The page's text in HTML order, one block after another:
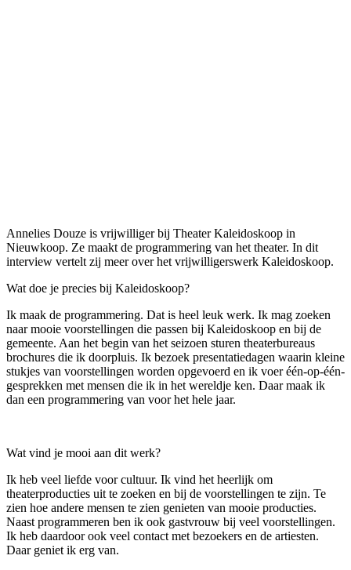
Annelies Douze is vrijwilliger bij Theater Kaleidoskoop in
Nieuwkoop. Ze maakt de programmering van het theater. In dit
interview vertelt zij meer over het vrijwilligerswerk Kaleidoskoop.
Wat doe je precies bij Kaleidoskoop?
Ik maak de programmering. Dat is heel leuk werk. Ik mag zoeken
naar mooie voorstellingen die passen bij Kaleidoskoop en bij de
gemeente. Aan het begin van het seizoen sturen theaterbureaus
brochures die ik doorpluis. Ik bezoek presentatiedagen waarin kleine
stukjes van voorstellingen worden opgevoerd en ik voer één-op-één-
gesprekken met mensen die ik in het wereldje ken. Daar maak ik
dan een programmering van voor het hele jaar.
Wat vind je mooi aan dit werk?
Ik heb veel liefde voor cultuur. Ik vind het heerlijk om
theaterproducties uit te zoeken en bij de voorstellingen te zijn. Te
zien hoe andere mensen te zien genieten van mooie producties.
Naast programmeren ben ik ook gastvrouw bij veel voorstellingen.
Ik heb daardoor ook veel contact met bezoekers en de artiesten.
Daar geniet ik erg van.